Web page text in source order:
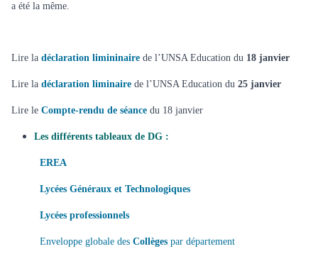
a été la même.
Lire la déclaration limininaire de l’UNSA Education du 18 janvier
Lire la déclaration liminaire de l’UNSA Education du 25 janvier
Lire le Compte-rendu de séance du 18 janvier
Les différents tableaux de DG :
EREA
Lycées Généraux et Technologiques
Lycées professionnels
Enveloppe globale des Collèges par département